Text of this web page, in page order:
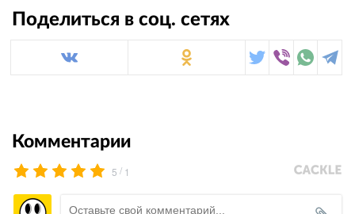
Поделиться в соц. сетях
Комментарии
5 / 1